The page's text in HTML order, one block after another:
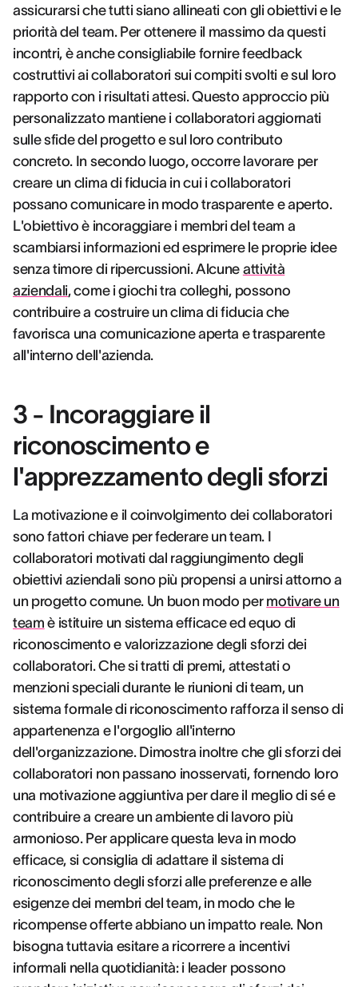
assicurarsi che tutti siano allineati con gli obiettivi e le
priorità del team. Per ottenere il massimo da questi
incontri, è anche consigliabile fornire feedback
costruttivi ai collaboratori sui compiti svolti e sul loro
rapporto con i risultati attesi. Questo approccio più
personalizzato mantiene i collaboratori aggiornati
sulle sfide del progetto e sul loro contributo
concreto. In secondo luogo, occorre lavorare per
creare un clima di fiducia in cui i collaboratori
possano comunicare in modo trasparente e aperto.
L'obiettivo è incoraggiare i membri del team a
scambiarsi informazioni ed esprimere le proprie idee
senza timore di ripercussioni. Alcune attività
aziendali, come i giochi tra colleghi, possono
contribuire a costruire un clima di fiducia che
favorisca una comunicazione aperta e trasparente
all'interno dell'azienda.
3 - Incoraggiare il
riconoscimento e
l'apprezzamento degli sforzi
La motivazione e il coinvolgimento dei collaboratori
sono fattori chiave per federare un team. I
collaboratori motivati dal raggiungimento degli
obiettivi aziendali sono più propensi a unirsi attorno a
un progetto comune. Un buon modo per motivare un
team è istituire un sistema efficace ed equo di
riconoscimento e valorizzazione degli sforzi dei
collaboratori. Che si tratti di premi, attestati o
menzioni speciali durante le riunioni di team, un
sistema formale di riconoscimento rafforza il senso di
appartenenza e l'orgoglio all'interno
dell'organizzazione. Dimostra inoltre che gli sforzi dei
collaboratori non passano inosservati, fornendo loro
una motivazione aggiuntiva per dare il meglio di sé e
contribuire a creare un ambiente di lavoro più
armonioso. Per applicare questa leva in modo
efficace, si consiglia di adattare il sistema di
riconoscimento degli sforzi alle preferenze e alle
esigenze dei membri del team, in modo che le
ricompense offerte abbiano un impatto reale. Non
bisogna tuttavia esitare a ricorrere a incentivi
informali nella quotidianità: i leader possono